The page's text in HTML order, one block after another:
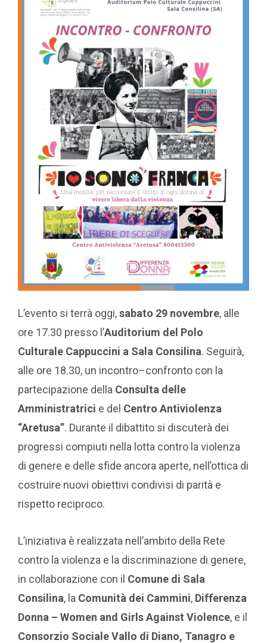
L’evento si terrà oggi,sabato 29 novembre, alle
ore 17.30 presso l’Auditorium del Polo
Culturale Cappuccini a Sala Consilina. Seguirà,
alle ore 18.30, un incontro–confronto con la
partecipazione della Consulta delle
Amministratrici e del Centro Antiviolenza
“Aretusa”. Durante il dibattito si discuterà dei
progressi compiuti nella lotta contro la violenza
di genere e delle sfide ancora aperte, nell’ottica di
costruire nuovi obiettivi condivisi di parità e
rispetto reciproco.
L’iniziativa è realizzata nell’ambito della Rete
contro la violenza e la discriminazione di genere,
in collaborazione con il Comune di Sala
Consilina, la Comunità dei Cammini, Differenza
Donna – Women and Girls Against Violence, e il
Consorzio Sociale Vallo di Diano, Tanagro e